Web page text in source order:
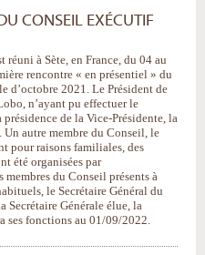
CONSEIL EXÉCUTIF
réuni à Sète, en France, du 04 au
rencontre « en présentiel » du
d’octobre 2021. Le Président de
n’ayant pu effectuer le
de la Vice-Présidente, la
autre membre du Conseil, le
pour raisons familiales, des
été organisées par
du Conseil présents à
le Secrétaire Général du
Secrétaire Générale élue, la
ses fonctions au 01/09/2022.